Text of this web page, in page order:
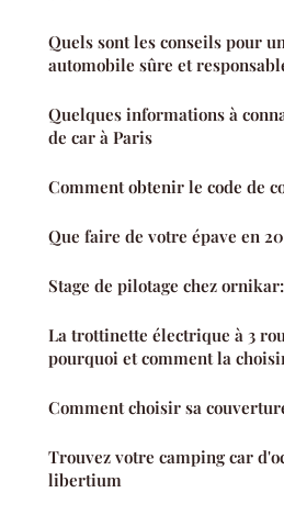
Quels sont les conseils pour
automobile sûre et
Quelques informations à
de car à Paris
Comment obtenir le code de
Que faire de votre épave en
Stage de pilotage chez
La trottinette électrique à 3
pourquoi et comment la
Comment choisir sa
Trouvez votre camping car
libertium